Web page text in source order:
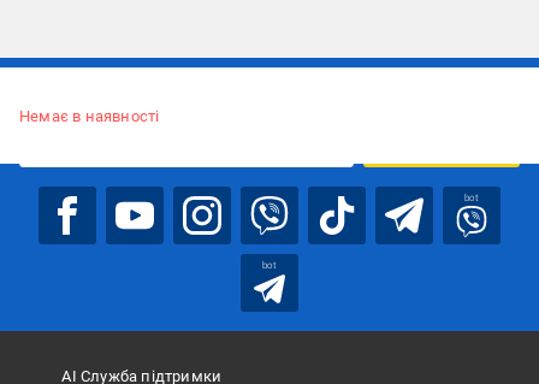
Немає в наявності
bot
bot
АІ Служба підтримки